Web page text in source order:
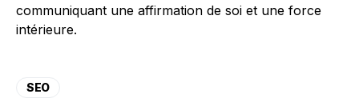
communiquant une affirmation de soi et une force
intérieure.
SEO